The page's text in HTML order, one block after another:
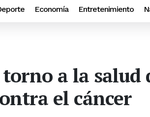
Economía Entretenimiento
a la salud
el cáncer